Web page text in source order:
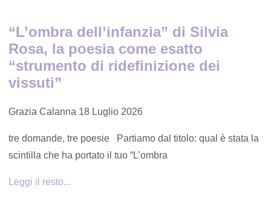
“L’ombra dell’infanzia” di Silvia
Rosa, la poesia come esatto
“strumento di ridefinizione dei
vissuti”
Grazia Calanna 18 Luglio 2026
tre domande, tre poesie Partiamo dal titolo: qual è stata la
scintilla che ha portato il tuo “L’ombra
Leggi il resto...